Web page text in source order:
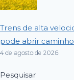
Trens de alta
pode abrir
4 de agosto de 2026
Pesquisar